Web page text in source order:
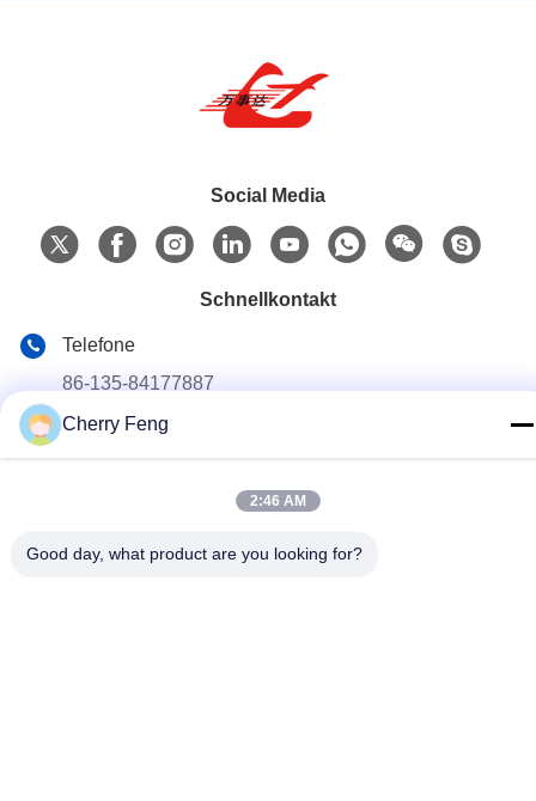
Social Media
Schnellkontakt
Telefone
86-135-84177887
E-Mail
sales@balerofchina.com
Cherry Feng
2:46 AM
Good day, what product are you looking for?